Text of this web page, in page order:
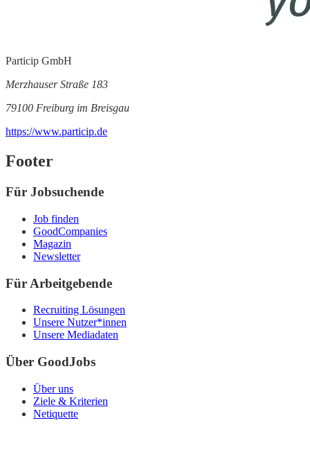
Particip GmbH
Merzhauser Straße 183
79100 Freiburg im Breisgau
https://www.particip.de
Footer
Für Jobsuchende
Job finden
GoodCompanies
Magazin
Newsletter
Für Arbeitgebende
Recruiting Lösungen
Unsere Nutzer*innen
Unsere Mediadaten
Über GoodJobs
Über uns
Ziele & Kriterien
Netiquette